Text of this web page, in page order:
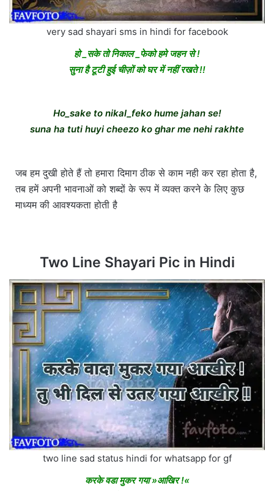
very sad shayari sms in hindi for facebook
हो _सके तो निकाल _फेको हमे जहन से !
सुना है टूटी हुई चीज़ों को घर में नहीं रखते !!
Ho_sake to nikal_feko hume jahan se!
suna ha tuti huyi cheezo ko ghar me nehi rakhte
जब हम दुखी होते हैं तो हमारा दिमाग ठीक से काम नही कर रहा होता है,
तब हमें अपनी भावनाओं को शब्दों के रूप में व्यक्त करने के लिए कुछ
माध्यम की आवश्यकता होती है
Two Line Shayari Pic in Hindi
two line sad status hindi for whatsapp for gf
करके वडा मुकर गया »आखिर !«